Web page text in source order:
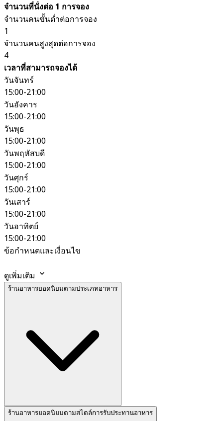
จำนวนที่นั่งต่อ 1 การจอง
จำนวนคนขั้นต่ำต่อการจอง
1
จำนวนคนสูงสุดต่อการจอง
4
เวลาที่สามารถจองได้
วันจันทร์
15:00-21:00
วันอังคาร
15:00-21:00
วันพุธ
15:00-21:00
วันพฤหัสบดี
15:00-21:00
วันศุกร์
15:00-21:00
วันเสาร์
15:00-21:00
วันอาทิตย์
15:00-21:00
ข้อกำหนดและเงื่อนไข
ดูเพิ่มเติม
ร้านอาหารยอดนิยมตามประเภทอาหาร
ร้านอาหารยอดนิยมตามสไตล์การรับประทานอาหาร